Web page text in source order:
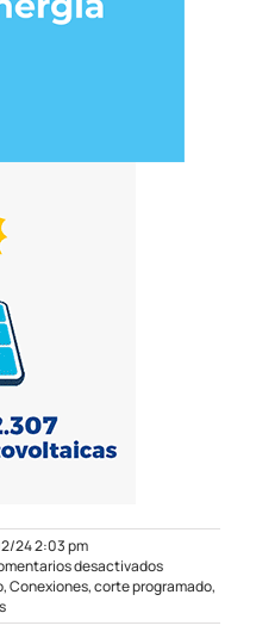
24 2:03 pm
desactivadosen
Cortes
en
,Conexiones,corte programado,